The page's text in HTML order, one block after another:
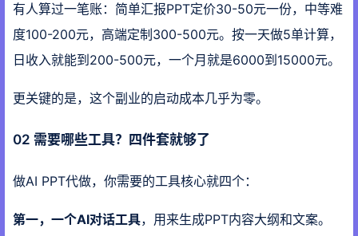
有人算过一笔账：简单汇报PPT定价30-50元一份，中等难
度100-200元，高端定制300-500元。按一天做5单计算，
日收入就能到200-500元，一个月就是6000到15000元。
更关键的是，这个副业的启动成本几乎为零。
02 需要哪些工具？四件套就够了
做AI PPT代做，你需要的工具核心就四个：
第一，一个AI对话工具，用来生成PPT内容大纲和文案。